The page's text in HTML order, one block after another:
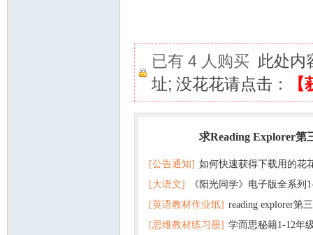
已有 4 人购买 此处内
址; 没花花请点击：
求Reading Explorer第
[公告通知] 如何快速获得下载用的花
[大语文]
《阳光同学》电子版全系列
+英语
[英语教材作业纸] reading explorer第
+音频 百度云网盘下载
[思维教材练习册] 学而思秘籍1-12年